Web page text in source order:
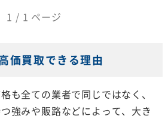
1 / 1 ページ
価買取できる理由
も全ての業者で同じではなく、
強みや販路などによって、大き